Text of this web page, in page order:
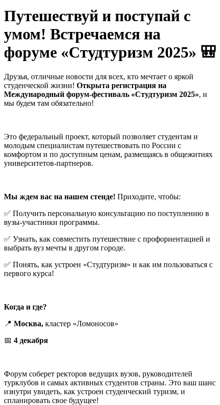
Путешествуй и поступай с
умом! Встречаемся на
форуме «Студтуризм 2025» 🎒
Друзья, отличные новости для всех, кто мечтает о яркой
студенческой жизни! Открыта регистрация на
Международный форум-фестиваль «Студтуризм 2025», и
мы будем там обязательно!
Это федеральный проект, который позволяет студентам и
молодым специалистам путешествовать по России с
комфортом и по доступным ценам, размещаясь в общежитиях
университетов-партнеров.
Мы ждем вас на нашем стенде! Приходите, чтобы:
✅ Получить персональную консультацию по поступлению в
вузы-участники программы.
✅ Узнать, как совместить путешествие с профориентацией и
выбрать вуз мечты в другом городе.
✅ Понять, как устроен «Студтуризм» и как им пользоваться с
первого курса!
Когда и где?
📍 Москва, кластер «Ломоносов»
📅 4 декабря
Форум соберет ректоров ведущих вузов, руководителей
турклубов и самых активных студентов страны. Это ваш шанс
изнутри увидеть, как устроен студенческий туризм, и
спланировать свое будущее!